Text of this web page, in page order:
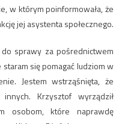
w którym poinformowała, że
jej asystenta społecznego.
do sprawy za pośrednictwem
staram się pomagać ludziom w
Jestem wstrząśnięta, że
Krzysztof wyrządził
osobom, które naprawdę